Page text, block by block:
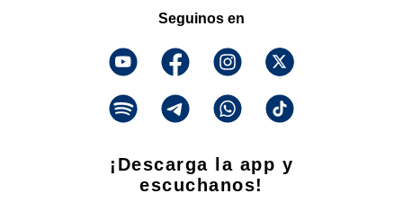
Seguinos en
¡Descarga la app y
escuchanos!